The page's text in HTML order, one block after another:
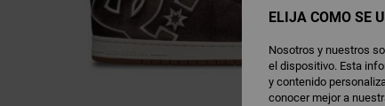
ELIJA CÓMO SE
Nosotros y nuestros
el dispositivo. Esta
y contenido
conocer mejor a